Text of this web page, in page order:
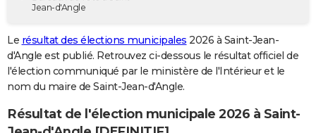
Destinations
City break
Voyage nature
Voyage de noces
Forum
GUIDES D'ACHAT
BONS PLANS
Carte de Noël
Carte Bonne année
Carte Saint-Valentin
Carte Pâques
Carte d'anniversaire
DICTIONNAIRE
Jean-d'Angle
Le résultat des élections municipales 2026 à Saint-Jean-
d'Angle est publié. Retrouvez ci-dessous le résultat officiel de
l'élection communiqué par le ministère de l'Intérieur et le
nom du maire de Saint-Jean-d'Angle.
Résultat de l'élection municipale 2026 à Saint-